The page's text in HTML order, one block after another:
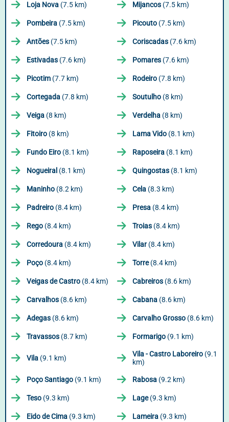
Loja Nova (7.5 km) Mijancos (7.5 km)
Pombeira (7.5 km) Picouto (7.5 km)
Antões (7.5 km) Coriscadas (7.6 km)
Estivadas (7.6 km) Pomares (7.6 km)
Picotim (7.7 km) Rodeiro (7.8 km)
Cortegada (7.8 km) Soutulho (8 km)
Veiga (8 km) Verdelha (8 km)
Fitoiro (8 km) Lama Vido (8.1 km)
Fundo Eiro (8.1 km) Raposeira (8.1 km)
Nogueiral (8.1 km) Quingostas (8.1 km)
Maninho (8.2 km) Cela (8.3 km)
Padreiro (8.4 km) Presa (8.4 km)
Rego (8.4 km) Troias (8.4 km)
Corredoura (8.4 km) Vilar(8.4 km)
Poço (8.4 km) Torre(8.4 km)
Veigas de Castro (8.4 km) Cabreiros (8.6 km)
Carvalhos (8.6 km) Cabana (8.6 km)
Adegas (8.6 km) Carvalho Grosso (8.6 km)
Travassos (8.7 km) Formarigo (9.1 km)
Vila (9.1 km) Vila - Castro Laboreiro (9.1
km)
Poço Santiago (9.1 km) Rabosa (9.2 km)
Teso (9.3 km) Lage(9.3 km)
Eido de Cima (9.3 km) Lameira (9.3 km)